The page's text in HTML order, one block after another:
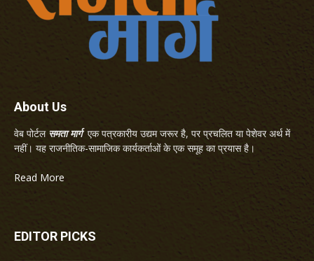
About Us
वेब पोर्टल समता मार्गएक पत्रकारीय उद्यम जरूर है, पर प्रचलित या पेशेवर अर्थ में
नहीं। यह राजनीतिक-सामाजिक कार्यकर्ताओं के एक समूह का प्रयास है।
Read More
EDITOR PICKS